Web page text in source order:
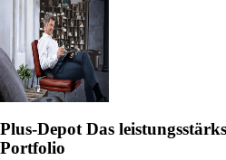
Plus-Depot Das
Portfolio